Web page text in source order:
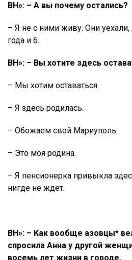
ВН»: – А вы почему остались?
– Я не с ними живу. Они
года и 6.
ВН»: – Вы хотите здесь
– Мы хотим оставаться.
– Я здесь родилась.
– Обожаем свой Мариуполь.
– Это моя родина.
– Я пенсионерка привыкла
нигде не ждет.
ВН»: – Как вообще азовцы*
спросила Анна у другой
восемь лет жизни в городе.